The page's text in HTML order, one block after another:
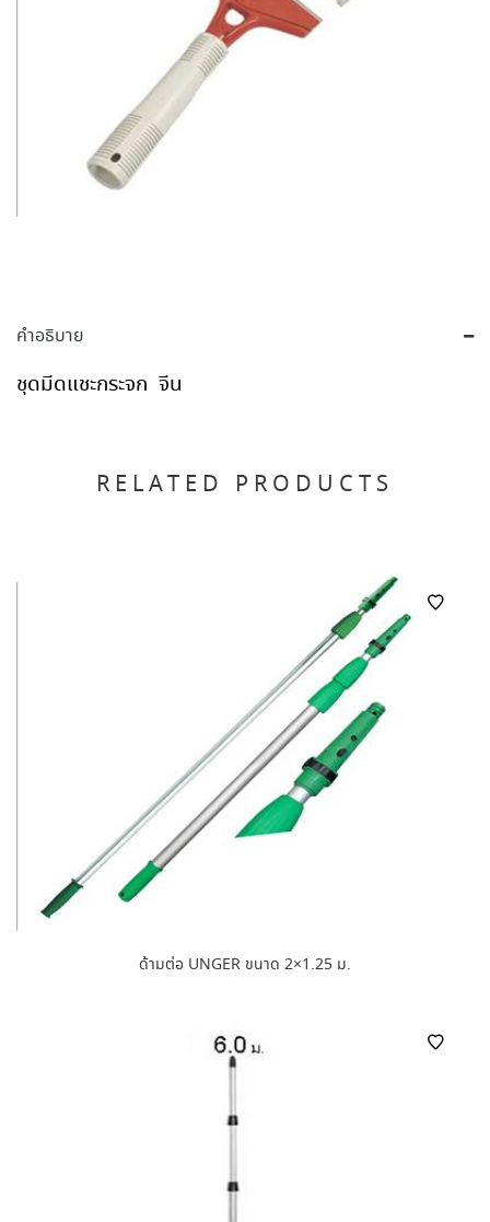
คำอธิบาย
ชุดมีดแชะกระจก จีน
RELATED PRODUCTS
ด้ามต่อ UNGER ขนาด 2×1.25 ม.